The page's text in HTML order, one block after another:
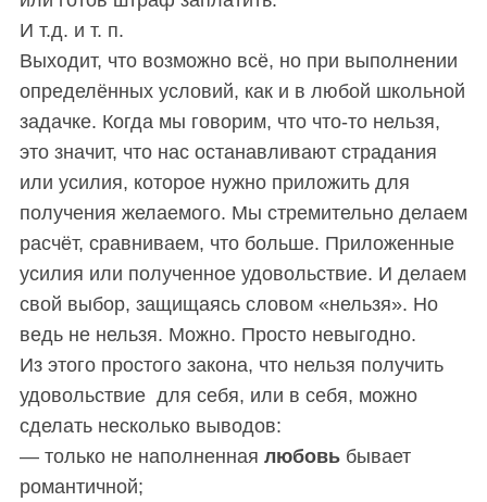
И т.д. и т. п.
Выходит, что возможно всё, но при выполнении
определённых условий, как и в любой школьной
задачке. Когда мы говорим, что что-то нельзя,
это значит, что нас останавливают страдания
или усилия, которое нужно приложить для
получения желаемого. Мы стремительно делаем
расчёт, сравниваем, что больше. Приложенные
усилия или полученное удовольствие. И делаем
свой выбор, защищаясь словом «нельзя». Но
ведь не нельзя. Можно. Просто невыгодно.
Из этого простого закона, что нельзя получить
удовольствие для себя, или в себя, можно
сделать несколько выводов:
— только не наполненная любовьбывает
романтичной;